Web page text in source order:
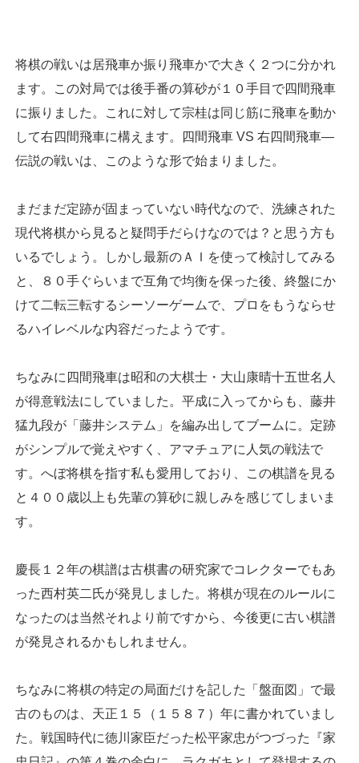
将棋の戦いは居飛車か振り飛車かで大きく２つに分かれ
ます。この対局では後手番の算砂が１０手目で四間飛車
に振りました。これに対して宗桂は同じ筋に飛車を動か
して右四間飛車に構えます。四間飛車 VS 右四間飛車―
伝説の戦いは、このような形で始まりました。
まだまだ定跡が固まっていない時代なので、洗練された
現代将棋から見ると疑問手だらけなのでは？と思う方も
いるでしょう。しかし最新のＡＩを使って検討してみる
と、８０手ぐらいまで互角で均衡を保った後、終盤にか
けて二転三転するシーソーゲームで、プロをもうならせ
るハイレベルな内容だったようです。
ちなみに四間飛車は昭和の大棋士・大山康晴十五世名人
が得意戦法にしていました。平成に入ってからも、藤井
猛九段が「藤井システム」を編み出してブームに。定跡
がシンプルで覚えやすく、アマチュアに人気の戦法で
す。へぼ将棋を指す私も愛用しており、この棋譜を見る
と４００歳以上も先輩の算砂に親しみを感じてしまいま
す。
慶長１２年の棋譜は古棋書の研究家でコレクターでもあ
った西村英二氏が発見しました。将棋が現在のルールに
なったのは当然それより前ですから、今後更に古い棋譜
が発見されるかもしれません。
ちなみに将棋の特定の局面だけを記した「盤面図」で最
古のものは、天正１５（１５８７）年に書かれていまし
た。戦国時代に徳川家臣だった松平家忠がつづった『家